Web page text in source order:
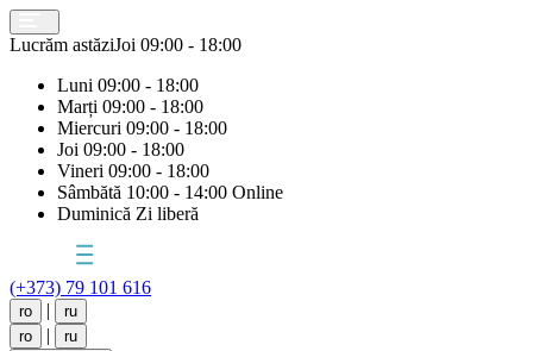
Lucrăm astăziJoi 09:00 - 18:00
Luni 09:00 - 18:00
Marți 09:00 - 18:00
Miercuri 09:00 - 18:00
Joi 09:00 - 18:00
Vineri 09:00 - 18:00
Sâmbătă 10:00 - 14:00 Online
Duminică Zi liberă
(+373) 79 101 616
ro |
ru
ro
|
ru